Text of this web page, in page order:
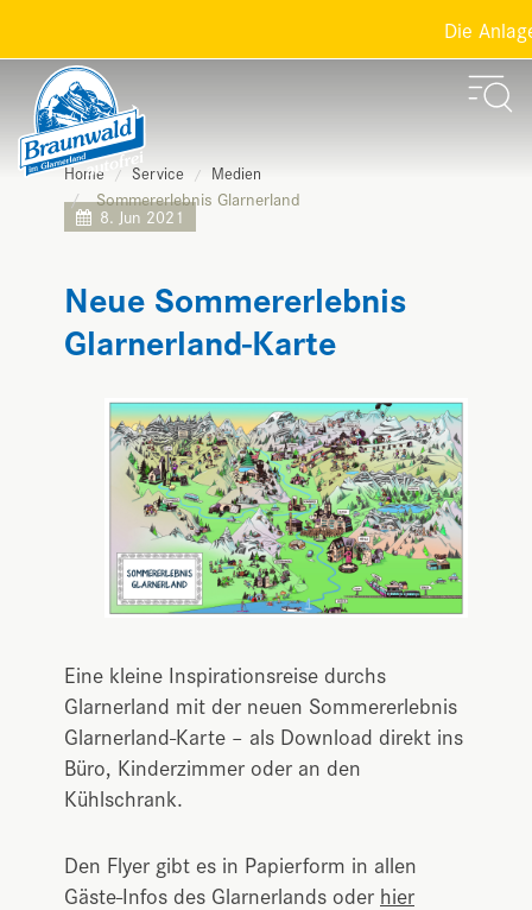
Die
8. Jun 2021
Home Service Medien
Sommererlebnis Glarnerland
Neue Sommererlebnis
Glarnerland-Karte
Eine kleine Inspirationsreise durchs
Glarnerland mit der neuen Sommererlebnis
Glarnerland-Karte – als Download direkt ins
Büro, Kinderzimmer oder an den
Kühlschrank.
Den Flyer gibt es in Papierform in allen
Gäste-Infos des Glarnerlands oder hier